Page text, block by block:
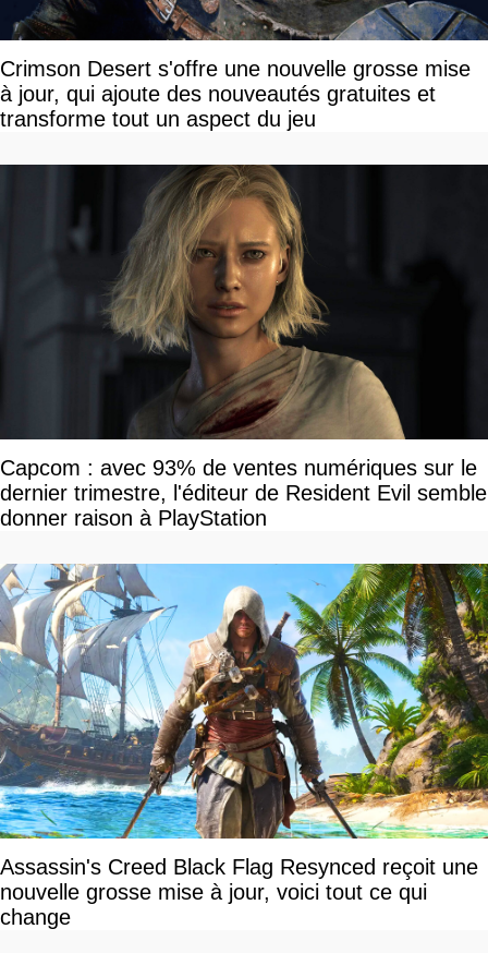
Crimson Desert s'offre une nouvelle grosse mise
à jour, qui ajoute des nouveautés gratuites et
transforme tout un aspect du jeu
Capcom : avec 93% de ventes numériques sur le
dernier trimestre, l'éditeur de Resident Evil semble
donner raison à PlayStation
Assassin's Creed Black Flag Resynced reçoit une
nouvelle grosse mise à jour, voici tout ce qui
change